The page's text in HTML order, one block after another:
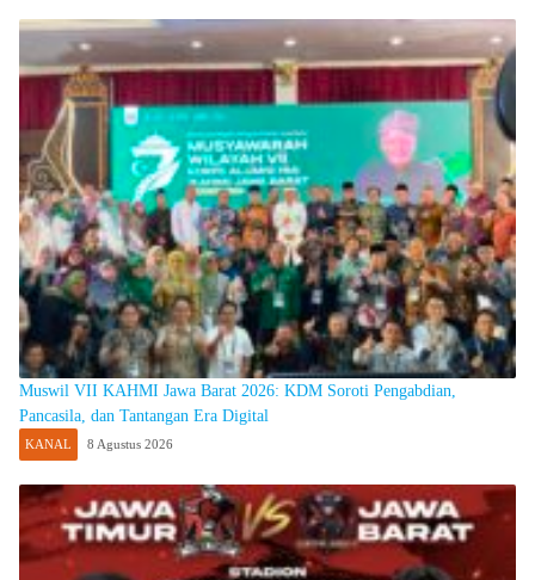
Muswil VII KAHMI Jawa Barat 2026: KDM Soroti Pengabdian,
Pancasila, dan Tantangan Era Digital
KANAL 8 Agustus 2026